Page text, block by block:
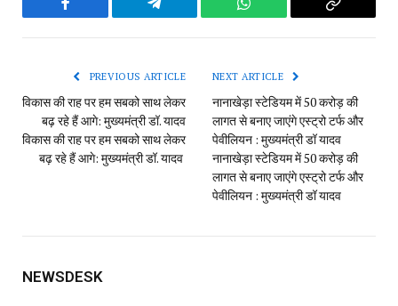
Facebook Telegram WhatsApp
Copy
PREVIOUS ARTICLE
विकास की राह पर हम सबको साथ लेकर
बढ़ रहे हैं आगे: मुख्यमंत्री डॉ. यादव​
विकास की राह पर हम सबको साथ लेकर
बढ़ रहे हैं आगे: मुख्यमंत्री डॉ. यादव
NEXT ARTICLE
नानाखेड़ा स्टेडियम में 50 करोड़ की
लागत से बनाए जाएंगे एस्ट्रो टर्फ और
पेवीलियन : मुख्यमंत्री डॉ यादव​
नानाखेड़ा स्टेडियम में 50 करोड़ की
लागत से बनाए जाएंगे एस्ट्रो टर्फ और
पेवीलियन : मुख्यमंत्री डॉ यादव
NEWSDESK